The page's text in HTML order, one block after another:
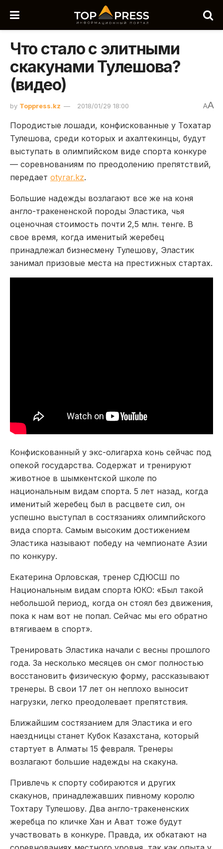
Что стало с элитными
скакунами Тулешова?
(видео)
by Toppress.kz 2018/01/29 18:00 AA
Породистые лошади, конфискованные у Тохатар
Тулешова, среди которых и ахалтекинцы, будут
выступать в олимпийском виде спорта конкуре
— соревнованиям по преодолению препятствий,
передает otyrar.kz.
Большие надежды возлагают все же на коня
англо-тракененской породы Эластика, чья
оценочная стоимость почти 2,5 млн. тенге. В
свое время, когда именитый жеребец
принадлежал бизнесмену Тулешову, Эластик
занимал призовые места на престижных стартах.
Конфискованный у экс-олигарха конь сейчас под
опекой государства. Содержат и тренируют
животное в шымкентской школе по
национальным видам спорта. 5 лет назад, когда
именитый жеребец был в расцвете сил, он
успешно выступал в состязаниях олимпийского
вида спорта. Самым высоким достижением
Эластика называют победу на чемпионате Азии
по конкуру.
Екатерина Орловская, тренер СДЮСШ по
Национальным видам спорта ЮКО: «Был такой
небольшой период, когда он стоял без движения,
пока к нам вот не попал. Сейчас мы его обратно
втягиваем в спорт».
Тренировать Эластика начали с весны прошлого
года. За несколько месяцев он смог полностью
восстановить физическую форму, рассказывают
тренеры. В свои 17 лет он неплохо выносит
нагрузки, легко преодолевает препятствия.
Ближайшим состязанием для Эластика и его
наездницы станет Кубок Казахстана, который
стартует в Алматы 15 февраля. Тренеры
возлагают большие надежды на скакуна.
Привлечь к спорту собираются и других
скакунов, принадлежавших пивному королю
Тохтару Тулешову. Два англо-тракененских
жеребца по кличке Хан и Ават тоже будут
участвовать в конкуре. Правда, их обкатают на